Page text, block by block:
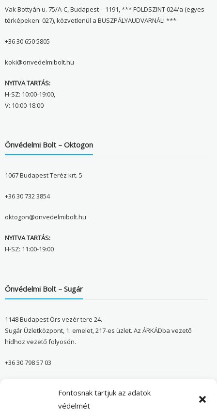
Fontosnak tartjuk az adatok
védelmét
Vak Bottyán u. 75/A-C, Budapest – 1191, *** FÖLDSZINT 024/a (egyes
térképeken: 027), közvetlenül a BUSZPÁLYAUDVARNÁL! ***
+36 30 650 5805
koki@onvedelmibolt.hu
NYITVA TARTÁS:
H-SZ: 10:00-19:00,
V: 10:00-18:00
Önvédelmi Bolt – Oktogon
1067 Budapest Teréz krt. 5
+36 30 732 3854
oktogon@onvedelmibolt.hu
NYITVA TARTÁS:
H-SZ: 11:00-19:00
Önvédelmi Bolt – Sugár
1148 Budapest Örs vezér tere 24.
Sugár Üzletközpont, 1. emelet, 217-es üzlet. Az ÁRKÁDba vezető
hídhoz vezető folyosón.
+36 30 798 57 03